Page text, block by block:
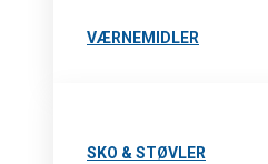
VÆRNEMIDLER
SKO & STØVLER